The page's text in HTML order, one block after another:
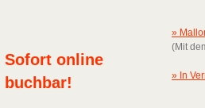
»
(Mit
» In
Sofort online
buchbar!